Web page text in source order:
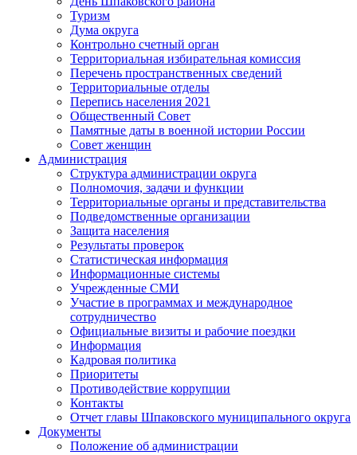
Туризм
Дума округа
Контрольно счетный орган
Территориальная избирательная комиссия
Перечень пространственных сведений
Территориальные отделы
Перепись населения 2021
Общественный Совет
Памятные даты в военной истории России
Совет женщин
Администрация
Структура администрации округа
Полномочия, задачи и функции
Территориальные органы и представительства
Подведомственные организации
Защита населения
Результаты проверок
Статистическая информация
Информационные системы
Учрежденные СМИ
Участие в программах и международное
сотрудничество
Официальные визиты и рабочие поездки
Информация
Кадровая политика
Приоритеты
Противодействие коррупции
Контакты
Отчет главы Шпаковского муниципального округа
Документы
Положение об администрации